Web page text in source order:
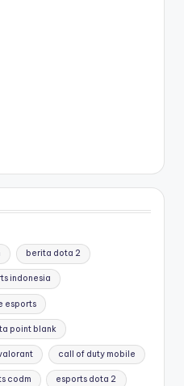
berita dota 2
indonesia
esports
point blank
call of duty mobile
codm esports dota 2